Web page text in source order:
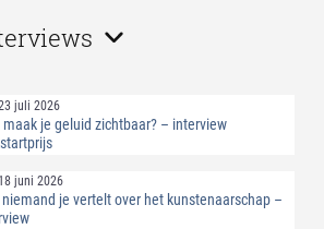
juli 2026
maak je geluid zichtbaar? – interview
18 juni 2026
je vertelt over het kunstenaarschap –